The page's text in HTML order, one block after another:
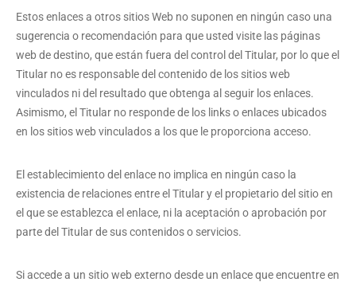
Estos enlaces a otros sitios Web no suponen en ningún caso una
sugerencia o recomendación para que usted visite las páginas
web de destino, que están fuera del control del Titular, por lo que el
Titular no es responsable del contenido de los sitios web
vinculados ni del resultado que obtenga al seguir los enlaces.
Asimismo, el Titular no responde de los links o enlaces ubicados
en los sitios web vinculados a los que le proporciona acceso.
El establecimiento del enlace no implica en ningún caso la
existencia de relaciones entre el Titular y el propietario del sitio en
el que se establezca el enlace, ni la aceptación o aprobación por
parte del Titular de sus contenidos o servicios.
Si accede a un sitio web externo desde un enlace que encuentre en